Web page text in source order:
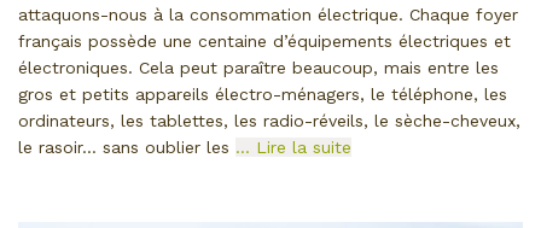
attaquons-nous à la consommation électrique. Chaque foyer
français possède une centaine d’équipements électriques et
électroniques. Cela peut paraître beaucoup, mais entre les
gros et petits appareils électro-ménagers, le téléphone, les
ordinateurs, les tablettes, les radio-réveils, le sèche-cheveux,
le rasoir… sans oublier les … Lire la suite